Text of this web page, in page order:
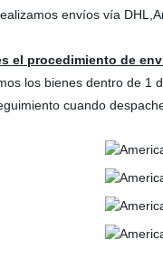
envíos vía
el procedimiento de
los bienes dentro de 1
cuando